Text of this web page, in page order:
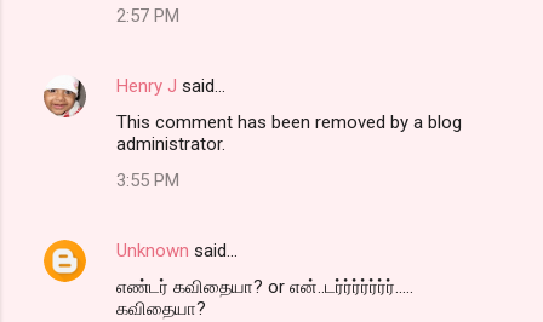
2:57 PM
Henry J said…
This comment has been removed by a blog
administrator.
3:55 PM
Unknown said…
எண்டர் கவிதையா? or என்..டர்ர்ர்ர்ர்ர்ர்.....
கவிதையா?